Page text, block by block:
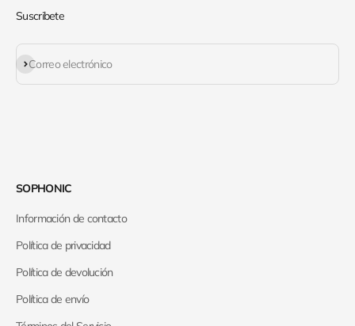
Suscribete
Correo electrónico
Suscribirse
SOPHONIC
Información de contacto
Política de privacidad
Política de devolución
Política de envío